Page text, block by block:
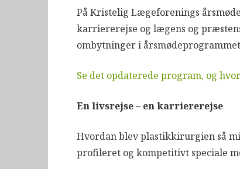
På Kristelig Lægeforenings
karriererejse og lægens og
ombytninger i
Se det opdaterede program, og
En livsrejse – en karriererejse
Hvordan blev plastikkirurgien så
profileret og kompetitivt speciale